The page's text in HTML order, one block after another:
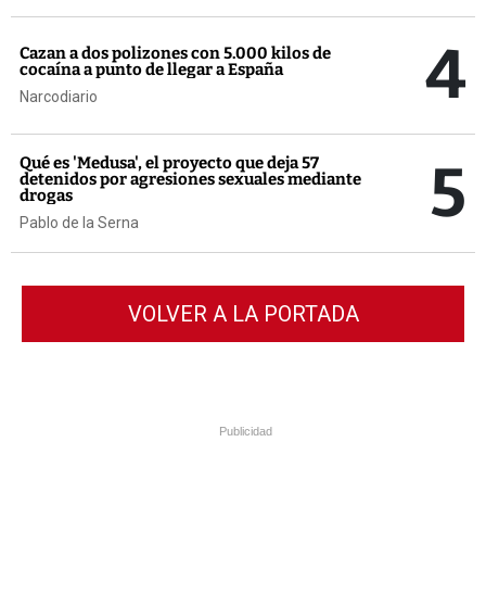
Cazan a dos polizones con 5.000 kilos de
cocaína a punto de llegar a España
Narcodiario 4
Qué es 'Medusa', el proyecto que deja 57
detenidos por agresiones sexuales mediante
drogas
Pablo de la Serna 5
VOLVER A LA PORTADA
Publicidad